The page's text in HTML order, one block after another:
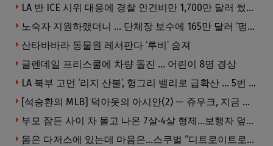
LA 반 ICE 시위 대응에 경찰 인건비만 1,700만 달러 썼다.
노숙자 지원하랬더니 … 단체장 보수에 165만 달러 ‘펑펑’
산타바바라 동물원 레서판다 ‘루비’ 숨져
글렌데일 프리스쿨에 차량 돌진 … 어린이 8명 경상
LA 북부 고먼 ‘리지 산불’, 헝그리 밸리로 급확산 … 5번 Fwy 양방향 전면 폐쇄
[석승환의 MLB] 덕아웃의 아시안(2) — 쥬우크, 지금 괜찮아요?
부모 잠든 사이 차 몰고 나온 7살·4살 형제…보행자 덮쳐 중태
몸은 다저스에 있는데 마음은…스쿠벌 “디트로이트로 돌아가고파”